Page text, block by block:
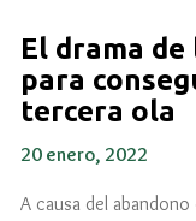
El drama
para
tercera ola
20 enero, 2022
A causa del